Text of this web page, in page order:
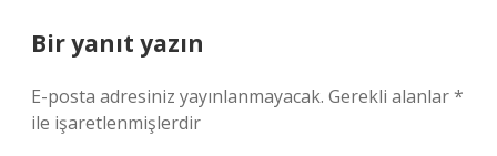
Bir yanıt yazın
E-posta adresiniz yayınlanmayacak. Gerekli alanlar*
ile işaretlenmişlerdir